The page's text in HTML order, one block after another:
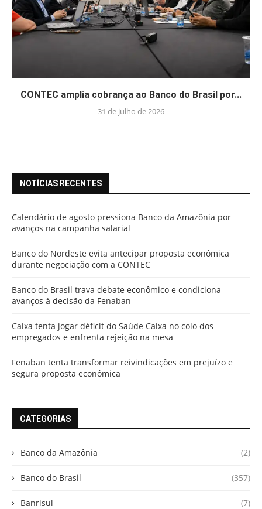
CONTEC amplia cobrança ao Banco do Brasil por...
31 de julho de 2026
NOTÍCIAS RECENTES
Calendário de agosto pressiona Banco da Amazônia por
avanços na campanha salarial
Banco do Nordeste evita antecipar proposta econômica
durante negociação com a CONTEC
Banco do Brasil trava debate econômico e condiciona
avanços à decisão da Fenaban
Caixa tenta jogar déficit do Saúde Caixa no colo dos
empregados e enfrenta rejeição na mesa
Fenaban tenta transformar reivindicações em prejuízo e
segura proposta econômica
CATEGORIAS
Banco da Amazônia (2)
Banco do Brasil (357)
Banrisul (7)